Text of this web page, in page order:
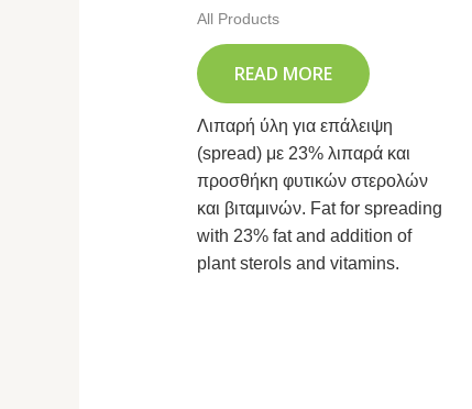
All Products
READ MORE
Λιπαρή ύλη για επάλειψη
(spread) με 23% λιπαρά και
προσθήκη φυτικών στερολών
και βιταμινών. Fat for spreading
with 23% fat and addition of
plant sterols and vitamins.